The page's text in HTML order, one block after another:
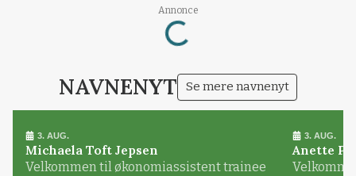
Annonce
Loading...
NAVNENYT Se mere navnenyt
3. AUG.
Michaela Toft Jepsen
Velkommen til økonomiassistent trainee
3. AUG.
Anette